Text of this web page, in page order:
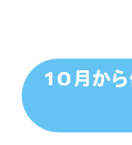
10月から